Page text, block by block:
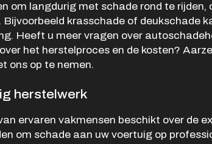
Za
Zo
om langdurig met schade rond te rijden,
Bijvoorbeeld krasschade of deukschade
Heeft u meer vragen over
het herstelproces en de kosten?
ons op te nemen.
herstelwerk
ervaren vakmensen beschikt over de
om schade aan uw voertuig op